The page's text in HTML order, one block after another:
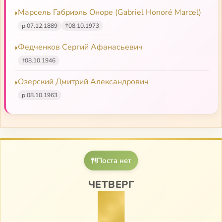
Про Никона в оптинском патерике
Святые отцы XIX–XX веков. О молитве и духовной
Оптинский цветник
Советы
Письма
На Господа возвергаю надежду!
Завещание духовным детям
Марсель Габриэль Оноре (Gabriel Honoré Marcel)
р.07.12.1889 †08.10.1973
Федченков Сергий Афанасьевич
†08.10.1946
Озерский Дмитрий Александрович
р.08.10.1963
Поста нет
ЧЕТВЕРГ